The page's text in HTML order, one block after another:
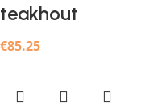
teakhout
€85.25